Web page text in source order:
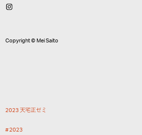
Copyright © Mei Saito
2023 天宅正ゼ ミ
2023